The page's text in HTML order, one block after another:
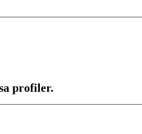
profiler.